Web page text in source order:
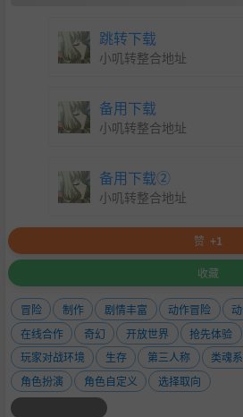
跳转下载
小叽转整合地址
备用下载
小叽转整合地址
备用下载②
小叽转整合地址
赞 +1
收藏
冒险 制作 剧情丰富 动作冒险
在线合作
奇幻 开放世界 抢先体验
玩家对战环境
生存 第三人称 类魂
角色扮演
角色自定义
选择取向